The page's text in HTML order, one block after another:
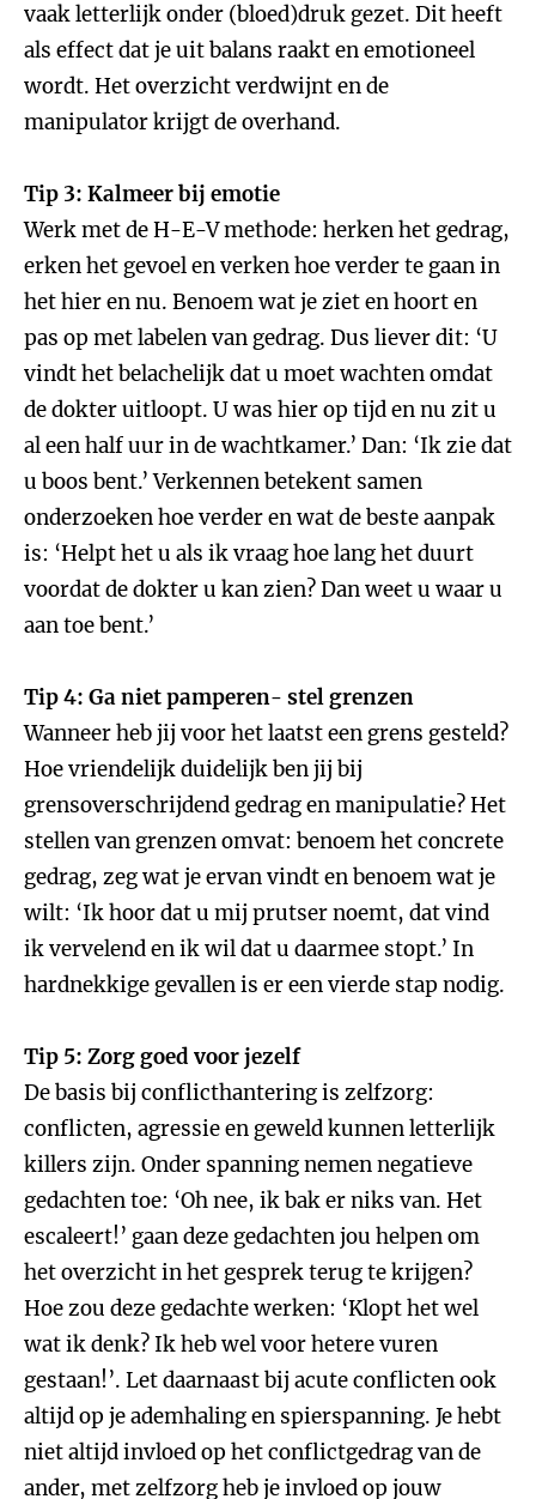
vaak letterlijk onder (bloed)druk gezet. Dit heeft
als effect dat je uit balans raakt en emotioneel
wordt. Het overzicht verdwijnt en de
manipulator krijgt de overhand.
Tip 3: Kalmeer bij emotie
Werk met de H-E-V methode: herken het gedrag,
erken het gevoel en verken hoe verder te gaan in
het hier en nu. Benoem wat je ziet en hoort en
pas op met labelen van gedrag. Dus liever dit: ‘U
vindt het belachelijk dat u moet wachten omdat
de dokter uitloopt. U was hier op tijd en nu zit u
al een half uur in de wachtkamer.’ Dan: ‘Ik zie dat
u boos bent.’ Verkennen betekent samen
onderzoeken hoe verder en wat de beste aanpak
is: ‘Helpt het u als ik vraag hoe lang het duurt
voordat de dokter u kan zien? Dan weet u waar u
aan toe bent.’
Tip 4: Ga niet pamperen- stel grenzen
Wanneer heb jij voor het laatst een grens gesteld?
Hoe vriendelijk duidelijk ben jij bij
grensoverschrijdend gedrag en manipulatie? Het
stellen van grenzen omvat: benoem het concrete
gedrag, zeg wat je ervan vindt en benoem wat je
wilt: ‘Ik hoor dat u mij prutser noemt, dat vind
ik vervelend en ik wil dat u daarmee stopt.’ In
hardnekkige gevallen is er een vierde stap nodig.
Tip 5: Zorg goed voor jezelf
De basis bij conflicthantering is zelfzorg:
conflicten, agressie en geweld kunnen letterlijk
killers zijn. Onder spanning nemen negatieve
gedachten toe: ‘Oh nee, ik bak er niks van. Het
escaleert!’ gaan deze gedachten jou helpen om
het overzicht in het gesprek terug te krijgen?
Hoe zou deze gedachte werken: ‘Klopt het wel
wat ik denk? Ik heb wel voor hetere vuren
gestaan!’. Let daarnaast bij acute conflicten ook
altijd op je ademhaling en spierspanning. Je hebt
niet altijd invloed op het conflictgedrag van de
ander, met zelfzorg heb je invloed op jouw